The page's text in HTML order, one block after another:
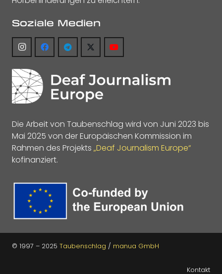
Soziale Medien
Die Arbeit von Taubenschlag wird von Juni 2023 bis
Mai 2025 von der Europäischen Kommission im
Rahmen des Projekts „Deaf Journalism Europe“
kofinanziert.
© 1997 – 2025 Taubenschlag / manua GmbH
Kontakt